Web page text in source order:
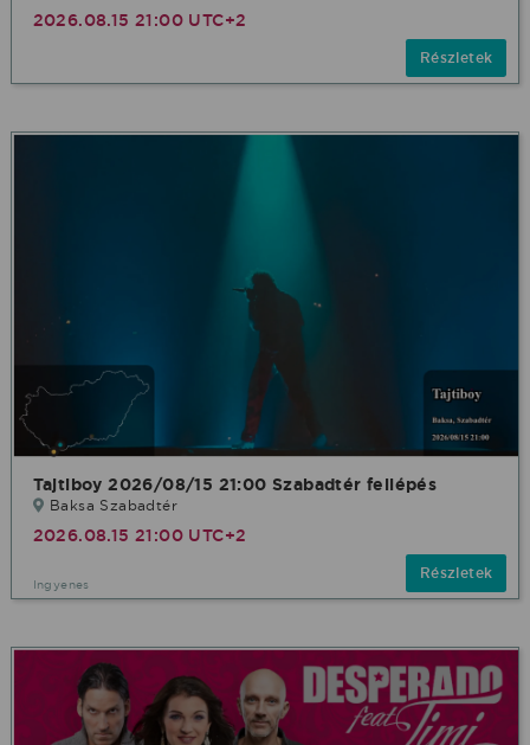
2026.08.15 21:00 UTC+2
Részletek
Tajtiboy 2026/08/15 21:00 Szabadtér fellépés
Baksa Szabadtér
2026.08.15 21:00 UTC+2
Ingyenes
Részletek